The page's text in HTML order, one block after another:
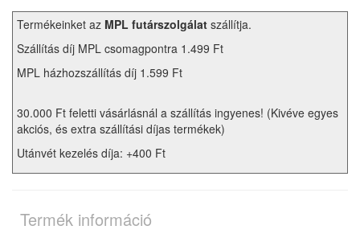
Termékeinket az MPL futárszolgálat szállítja.
Szállítás díj MPL csomagpontra 1.499 Ft
MPL házhozszállítás díj 1.599 Ft
30.000 Ft feletti vásárlásnál a szállítás ingyenes! (Kivéve egyes
akciós, és extra szállítási díjas termékek)
Utánvét kezelés díja: +400 Ft
Termék információ